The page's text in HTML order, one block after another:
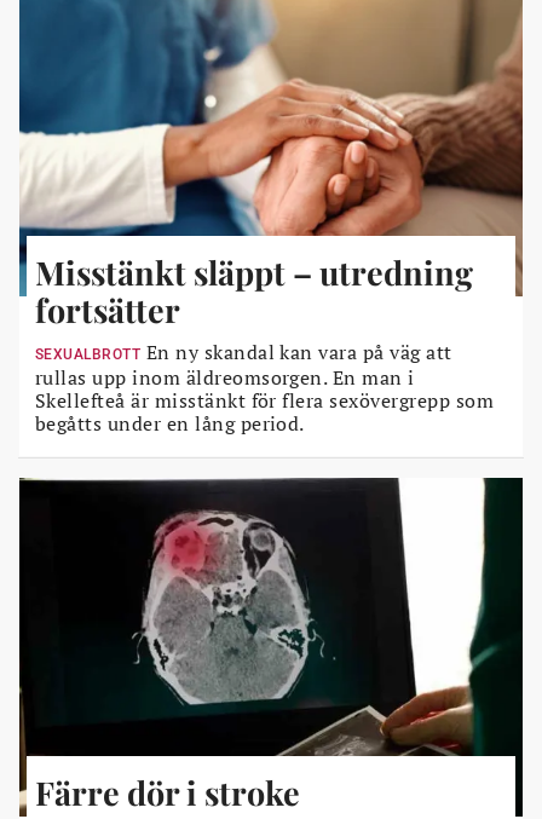
Misstänkt släppt – utredning
fortsätter
SEXUALBROTT En ny skandal kan vara på väg att
rullas upp inom äldreomsorgen. En man i
Skellefteå är misstänkt för flera sexövergrepp som
begåtts under en lång period.
Färre dör i stroke